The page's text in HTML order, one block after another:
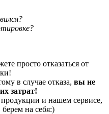
просто отказаться от
в случае отказа, вы не
затрат!
и нашем сервисе,
на себя:)